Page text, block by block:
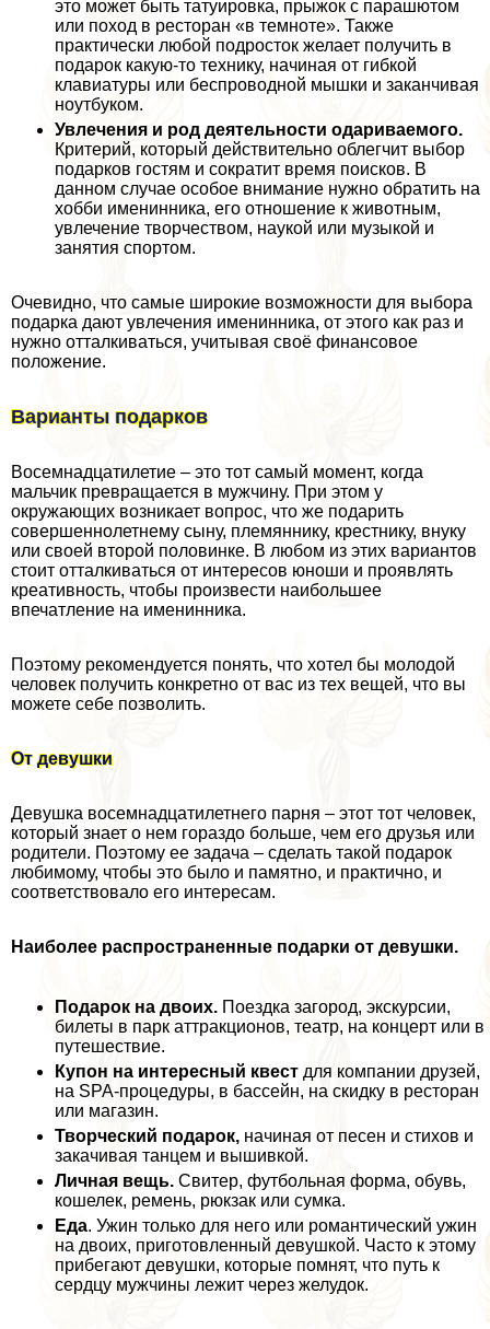
это может быть татуировка, прыжок с парашютом
или поход в ресторан «в темноте». Также
пpaктически любой подросток желает получить в
подарок какую-то технику, начиная от гибкой
клавиатуры или беспроводной мышки и заканчивая
ноутбуком.
Увлечения и род деятельности одариваемого.
Критерий, который действительно облегчит выбор
подарков гостям и сократит время поисков. В
данном случае особое внимание нужно обратить на
хобби именинника, его отношение к животным,
увлечение творчеством, наукой или музыкой и
занятия спортом.
Очевидно, что самые широкие возможности для выбора
подарка дают увлечения именинника, от этого как раз и
нужно отталкиваться, учитывая своё финансовое
положение.
Варианты подарков
Восемнадцатилетие – это тот самый момент, когда
мальчик превращается в мужчину. При этом у
окружающих возникает вопрос, что же подарить
совершеннолетнему сыну, племяннику, крестнику, внуку
или своей второй половинке. В любом из этих вариантов
стоит отталкиваться от интересов юноши и проявлять
креативность, чтобы произвести наибольшее
впечатление на именинника.
Поэтому рекомендуется понять, что хотел бы молодой
человек получить конкретно от вас из тех вещей, что вы
можете себе позволить.
От дeвyшки
Девушка восемнадцатилетнего парня – этот тот человек,
который знает о нем гораздо больше, чем его друзья или
родители. Поэтому ее задача – сделать такой подарок
любимому, чтобы это было и памятно, и пpaктично, и
соответствовало его интересам.
Наиболее распространенные подарки от дeвyшки.
Подарок на двоих. Поездка загород, экскурсии,
билеты в парк аттpaкционов, театр, на концерт или в
путешествие.
Купон на интересный квест для компании друзей,
на SPA-процедуры, в бассейн, на скидку в ресторан
или магазин.
Творческий подарок, начиная от песен и стихов и
закачивая танцем и вышивкой.
Личная вещь. Свитер, футбольная форма, обувь,
кошелек, ремень, рюкзак или сумка.
Еда. Ужин только для него или романтический ужин
на двоих, приготовленный дeвyшкой. Часто к этому
прибегают дeвyшки, которые помнят, что путь к
сердцу мужчины лежит через желудок.